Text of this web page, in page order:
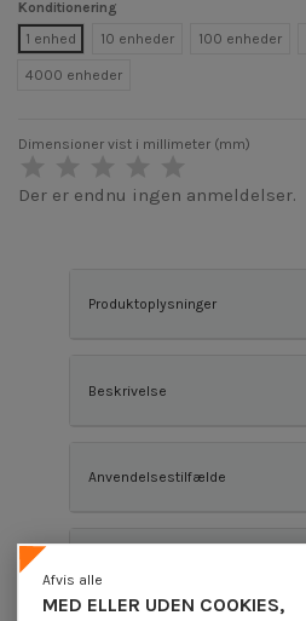
Konditionering
1 enhed
10 enheder 100 enheder
4000 enheder
Dimensioner vist i millimeter (mm)
Der er endnu ingen anmeldelser.
Produktoplysninger
Beskrivelse
Anvendelsestilfælde
MED ELLER UDEN COOKIES,
Afvis alle